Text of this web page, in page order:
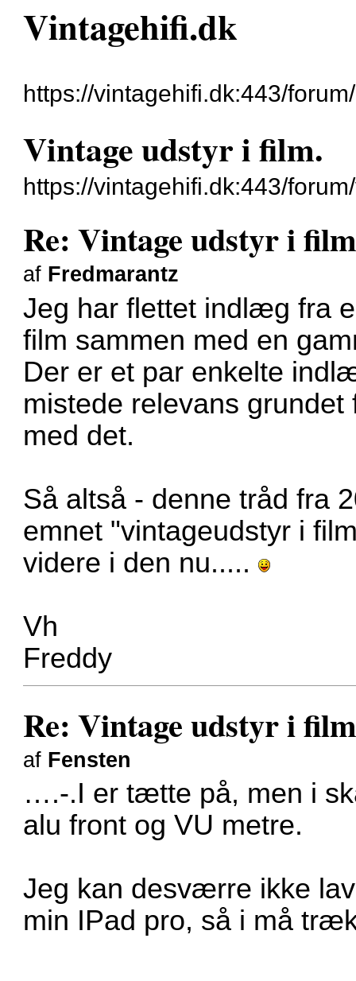
Vintagehifi.dk
https://vintagehifi.dk:443/forum/
Vintage udstyr i film.
https://vintagehifi.dk:443/
Re: Vintage udstyr i
af Fredmarantz
Jeg har flettet indlæg fra
film sammen med en
Der er et par enkelte
mistede relevans
med det.
Så altså - denne tråd fra
emnet "vintageudstyr i
videre i den nu.....
Vh
Freddy
Re: Vintage udstyr i
af Fensten
….-.I er tætte på, men i
alu front og VU metre.
Jeg kan desværre ikke
min IPad pro, så i må